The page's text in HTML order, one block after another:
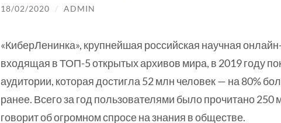
18/02/2020 / ADMIN
«КиберЛенинка», крупнейшая российская научная
входящая в ТОП-5 открытых архивов мира, в 2019 году
аудитории, которая достигла 52 млн человек — на 80%
ранее. Всего за год пользователями было прочитано 250
говорит об огромном спросе на знания в обществе.